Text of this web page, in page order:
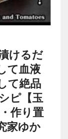
けるだ
て血液
て絶品
ピ【玉
作り置
家ゆか